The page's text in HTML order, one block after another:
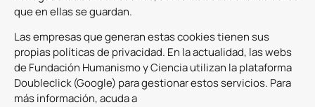
que en ellas se guardan.
Las empresas que generan estas cookies tienen sus
propias políticas de privacidad. En la actualidad, las webs
de Fundación Humanismo y Ciencia utilizan la plataforma
Doubleclick (Google) para gestionar estos servicios. Para
más información, acuda a